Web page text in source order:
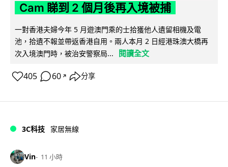
Cam 睇到 2 個月後再入境被捕
一對香港夫婦今年 5 月遊澳門乘的士拾獲他人遺留相機及電
池，拾遺不報並帶返香港自用。兩人本月 2 日經港珠澳大橋再
次入境澳門時，被治安警察局...
閱讀全文
405 60 ↗ 分享
3C科技 家居無線
Vin 11 小時